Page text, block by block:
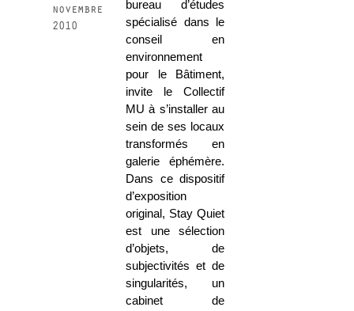
novembre
2010
bureau d’études
spécialisé dans le
conseil en
environnement
pour le Bâtiment,
invite le Collectif
MU à s’installer au
sein de ses locaux
transformés en
galerie éphémère.
Dans ce dispositif
d’exposition
original, Stay Quiet
est une sélection
d’objets, de
subjectivités et de
singularités, un
cabinet de